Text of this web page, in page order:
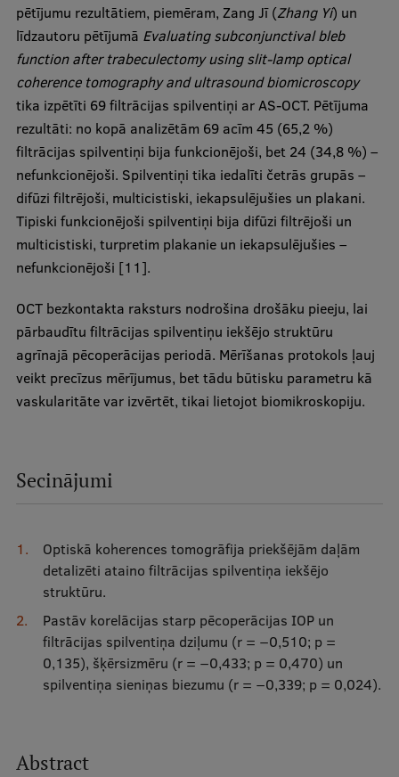
pētījumu rezultātiem, piemēram, Zang Jī (Zhang Yi) un
līdzautoru pētījumā Evaluating subconjunctival bleb
function after trabeculectomy using slit-lamp optical
coherence tomography and ultrasound biomicroscopy
tika izpētīti 69 filtrācijas spilventiņi ar AS-OCT. Pētījuma
rezultāti: no kopā analizētām 69 acīm 45 (65,2 %)
filtrācijas spilventiņi bija funkcionējoši, bet 24 (34,8 %) –
nefunkcionējoši. Spilventiņi tika iedalīti četrās grupās –
difūzi filtrējoši, multicistiski, iekapsulējušies un plakani.
Tipiski funkcionējoši spilventiņi bija difūzi filtrējoši un
multicistiski, turpretim plakanie un iekapsulējušies –
nefunkcionējoši [11].
OCT bezkontakta raksturs nodrošina drošāku pieeju, lai
pārbaudītu filtrācijas spilventiņu iekšējo struktūru
agrīnajā pēcoperācijas periodā. Mērīšanas protokols ļauj
veikt precīzus mērījumus, bet tādu būtisku parametru kā
vaskularitāte var izvērtēt, tikai lietojot biomikroskopiju.
Secinājumi
Optiskā koherences tomogrāfija priekšējām daļām
detalizēti ataino filtrācijas spilventiņa iekšējo
struktūru.
Pastāv korelācijas starp pēcoperācijas IOP un
filtrācijas spilventiņa dziļumu (r = −0,510; p =
0,135), šķērsizmēru (r = −0,433; p = 0,470) un
spilventiņa sieniņas biezumu (r = −0,339; p = 0,024).
Abstract